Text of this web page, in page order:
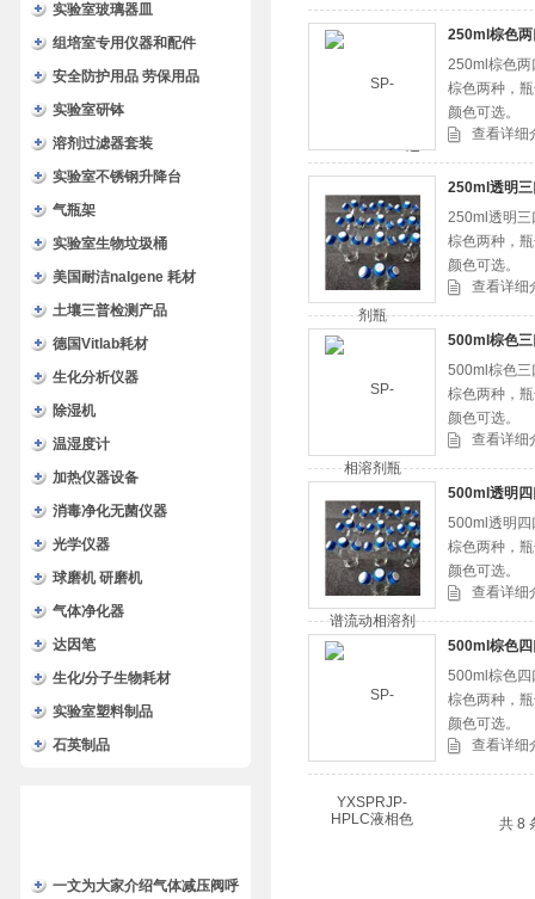
实验室玻璃器皿
组培室专用仪器和配件
安全防护用品 劳保用品
实验室研钵
溶剂过滤器套装
实验室不锈钢升降台
气瓶架
实验室生物垃圾桶
美国耐洁nalgene 耗材
土壤三普检测产品
德国Vitlab耗材
生化分析仪器
除湿机
温湿度计
加热仪器设备
消毒净化无菌仪器
光学仪器
球磨机 研磨机
气体净化器
达因笔
生化/分子生物耗材
实验室塑料制品
石英制品
一文为大家介绍气体减压阀呼
250ml棕色
250ml棕色两
棕色两种，
颜色可选。
查看详细
250ml透明
250ml透明三
棕色两种，
颜色可选。
查看详细
500ml棕色
500ml棕色三
棕色两种，
颜色可选。
查看详细
500ml透明
500ml透明四
棕色两种，
颜色可选。
查看详细
500ml棕色
500ml棕色四
棕色两种，
颜色可选。
查看详细
共 8